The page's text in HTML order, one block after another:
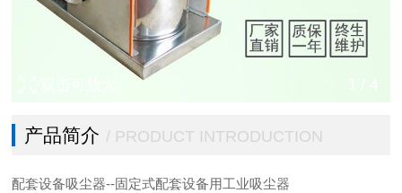
产品简介 / PRODUCT INTRODUCTION
配套设备吸尘器--固定式配套设备用工业吸尘器